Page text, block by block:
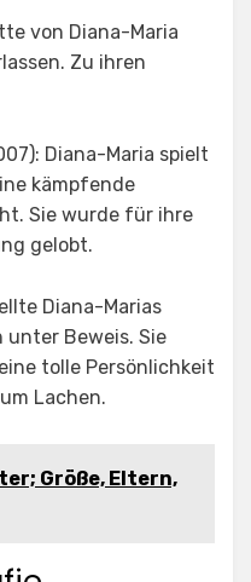
von Diana-Maria
Zu ihren
Diana-Maria spielt
kämpfende
Sie wurde für ihre
gelobt.
Diana-Marias
Beweis. Sie
tolle Persönlichkeit
Lachen.
Größe, Eltern,